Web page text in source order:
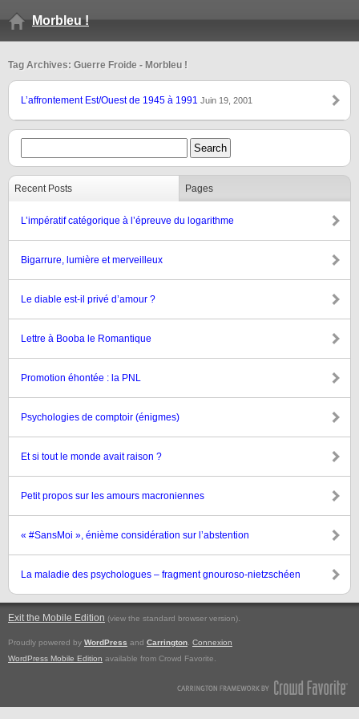
Morbleu !
Tag Archives: Guerre Froide - Morbleu !
L’affrontement Est/Ouest de 1945 à 1991 Juin 19, 2001
Recent Posts Pages
L’impératif catégorique à l’épreuve du logarithme
Bigarrure, lumière et merveilleux
Le diable est-il privé d’amour ?
Lettre à Booba le Romantique
Promotion éhontée : la PNL
Psychologies de comptoir (énigmes)
Et si tout le monde avait raison ?
Petit propos sur les amours macroniennes
« #SansMoi », énième considération sur l’abstention
La maladie des psychologues – fragment gnouroso-nietzschéen
Exit the Mobile Edition (view the standard browser version).
Proudly powered by WordPress and Carrington Connexion
WordPress Mobile Edition available from Crowd Favorite.